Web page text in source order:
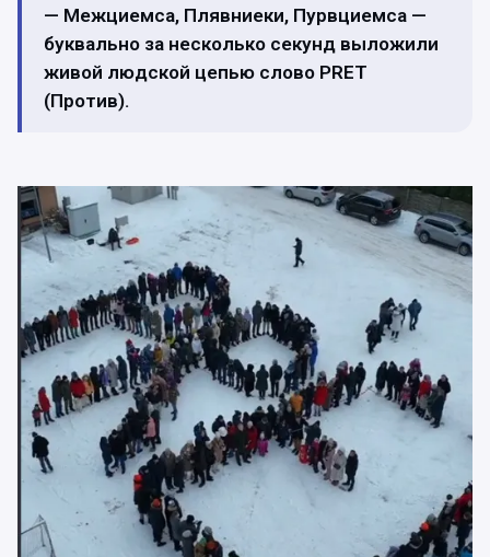
— Межциемса, Плявниеки, Пурвциемса —
буквально за несколько секунд выложили
живой людской цепью слово PRET
(Против).